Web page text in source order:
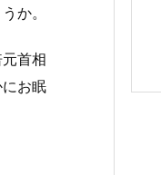
か。
首相
お眠